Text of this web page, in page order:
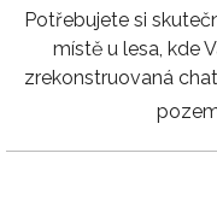
Potřebujete si
místě u lesa, kde
zrekonstruovaná